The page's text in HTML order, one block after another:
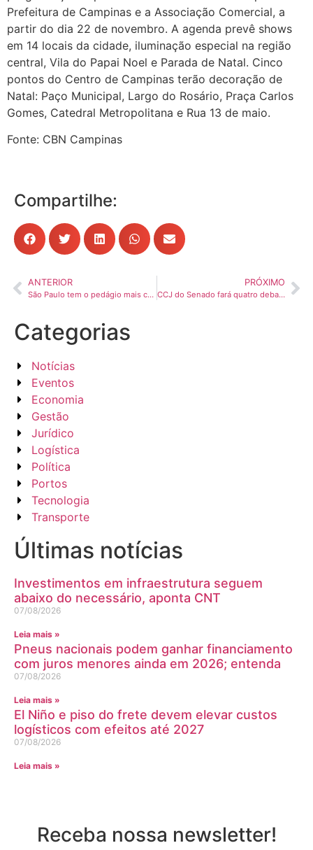
Prefeitura de Campinas e a Associação Comercial, a
partir do dia 22 de novembro. A agenda prevê shows
em 14 locais da cidade, iluminação especial na região
central, Vila do Papai Noel e Parada de Natal. Cinco
pontos do Centro de Campinas terão decoração de
Natal: Paço Municipal, Largo do Rosário, Praça Carlos
Gomes, Catedral Metropolitana e Rua 13 de maio.
Fonte: CBN Campinas
Compartilhe:
ANTERIOR
São Paulo tem o pedágio mais caro do Brasil; saiba qual é e quanto custa
PRÓXIMO
CCJ do Senado fará quatro debates sobre a reforma tributária nesta semana
Categorias
Notícias
Eventos
Economia
Gestão
Jurídico
Logística
Política
Portos
Tecnologia
Transporte
Últimas notícias
Investimentos em infraestrutura seguem
abaixo do necessário, aponta CNT
07/08/2026
Leia mais »
Pneus nacionais podem ganhar financiamento
com juros menores ainda em 2026; entenda
07/08/2026
Leia mais »
El Niño e piso do frete devem elevar custos
logísticos com efeitos até 2027
07/08/2026
Leia mais »
Receba nossa newsletter!